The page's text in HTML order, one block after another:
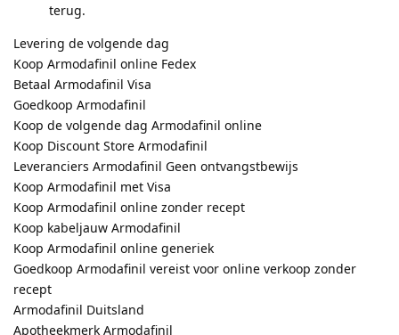
terug.
Levering de volgende dag
Koop Armodafinil online Fedex
Betaal Armodafinil Visa
Goedkoop Armodafinil
Koop de volgende dag Armodafinil online
Koop Discount Store Armodafinil
Leveranciers Armodafinil Geen ontvangstbewijs
Koop Armodafinil met Visa
Koop Armodafinil online zonder recept
Koop kabeljauw Armodafinil
Koop Armodafinil online generiek
Goedkoop Armodafinil vereist voor online verkoop zonder
recept
Armodafinil Duitsland
Apotheekmerk Armodafinil